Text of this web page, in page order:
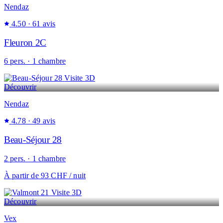
Nendaz
4.50 · 61 avis
Fleuron 2C
6 pers. · 1 chambre
Visite 3D
Découvrir
Nendaz
4.78 · 49 avis
Beau-Séjour 28
2 pers. · 1 chambre
À partir de93 CHF/ nuit
Visite 3D
Découvrir
Vex